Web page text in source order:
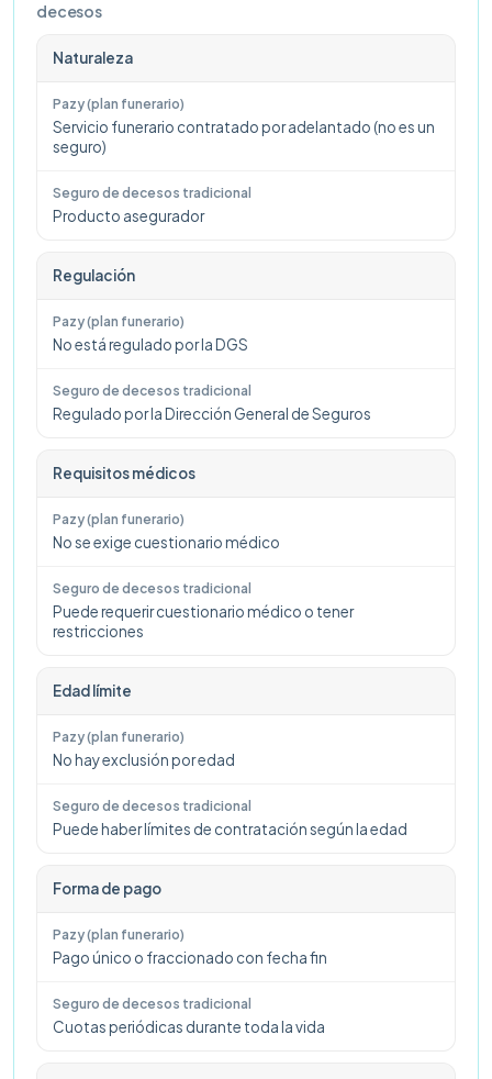
decesos
Naturaleza
Servicio funerario contratado por adelantado (no es un
seguro)
Producto asegurador
Regulación
No está regulado por la DGS
Regulado por la Dirección General de Seguros
Requisitos médicos
No se exige cuestionario médico
Puede requerir cuestionario médico o tener
restricciones
Edad límite
No hay exclusión por edad
Puede haber límites de contratación según la edad
Forma de pago
Pago único o fraccionado con fecha fin
Cuotas periódicas durante toda la vida